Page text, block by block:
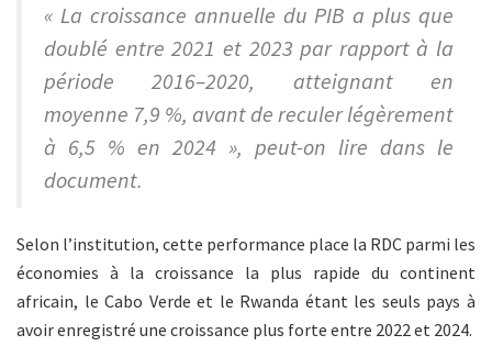
« La croissance annuelle du PIB a plus que
doublé entre 2021 et 2023 par rapport à la
période 2016–2020, atteignant en
moyenne 7,9 %, avant de reculer légèrement
à 6,5 % en 2024 », peut-on lire dans le
document.
Selon l’institution, cette performance place la RDC parmi les
économies à la croissance la plus rapide du continent
africain, le Cabo Verde et le Rwanda étant les seuls pays à
avoir enregistré une croissance plus forte entre 2022 et 2024.